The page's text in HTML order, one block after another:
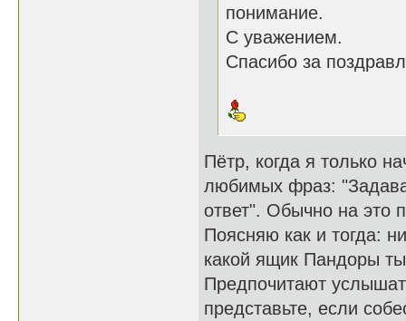
понимание.
С уважением.
Спасибо за
Пётр, когда я только
любимых фраз:
ответ". Обычно на это
Поясняю как и тогда:
какой ящик Пандоры
Предпочитают
представьте, если